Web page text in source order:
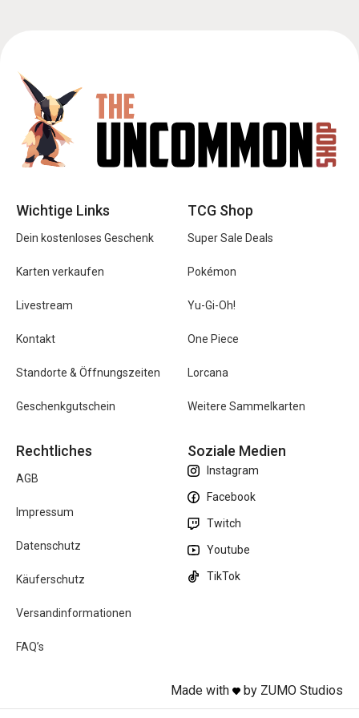
Wichtige Links
Dein kostenloses Geschenk
Karten verkaufen
Livestream
Kontakt
Standorte & Öffnungszeiten
Geschenkgutschein
TCG Shop
Super Sale Deals
Pokémon
Yu-Gi-Oh!
One Piece
Lorcana
Weitere Sammelkarten
Rechtliches
AGB
Impressum
Datenschutz
Käuferschutz
Versandinformationen
FAQ’s
Soziale Medien
Instagram
Facebook
Twitch
Youtube
TikTok
Made with by ZUMO Studios